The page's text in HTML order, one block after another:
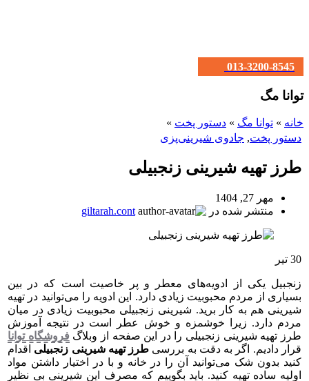
013-3200-8545
توانا مگ
خانه » توانا مگ » دستور پخت »
دستور پخت, جادوی شیرینی‌پزی
طرز تهیه شیرینی زنجبیلی
مهر 27, 1404
منتشر شده در
giltarah.cont
30 تیر
زنجبیل یکی از ادویه‌های معطر و پر خاصیت است که در بین
بسیاری از مردم محبوبیت زیادی دارد. این ادویه را می‌توانید در تهیه
شیرینی هم به کار برید. شیرینی زنجبیلی محبوبیت زیادی در میان
مردم دارد. زیرا خوشمزه و خوش عطر است در نتیجه آموزش
طرز تهیه شیرینی زنجبیلی را در این صفحه از وبلاگ فروشگاه توانا
قرار دادیم. اگر به دقت به بررسی طرز تهیه شیرینی زنجبیلی اقدام
کنید بدون شک می‌توانید آن را در خانه و با در اختیار داشتن مواد
اولیه ساده تهیه کنید. باید بگوییم که مصرف این شیرینی بی نظیر